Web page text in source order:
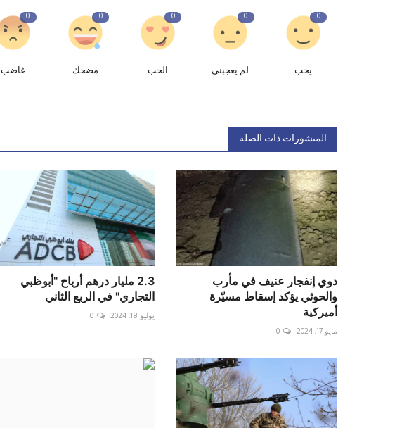
0
يحب
0
لم يعجبنى
0
الحب
0
مضحك
0
غاضب
المنشورات ذات الصلة
دوي إنفجار عنيف في مأرب
والحوثي يؤكد إسقاط مسيّرة
أميركية
مايو 17, 2024 0
2.3 مليار درهم أرباح "أبوظبي
التجاري" في الربع الثاني
يوليو 18, 2024 0